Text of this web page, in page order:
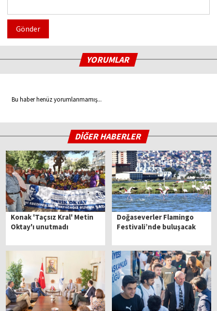
Gönder
YORUMLAR
Bu haber henüz yorumlanmamış...
DİĞER HABERLER
Konak 'Taçsız Kral' Metin
Oktay'ı unutmadı
Doğaseverler Flamingo
Festivali’nde buluşacak